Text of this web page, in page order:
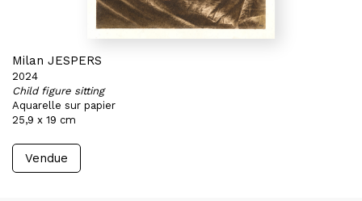
Milan JESPERS
2024
Child figure sitting
Aquarelle sur papier
25,9 x 19 cm
Vendue